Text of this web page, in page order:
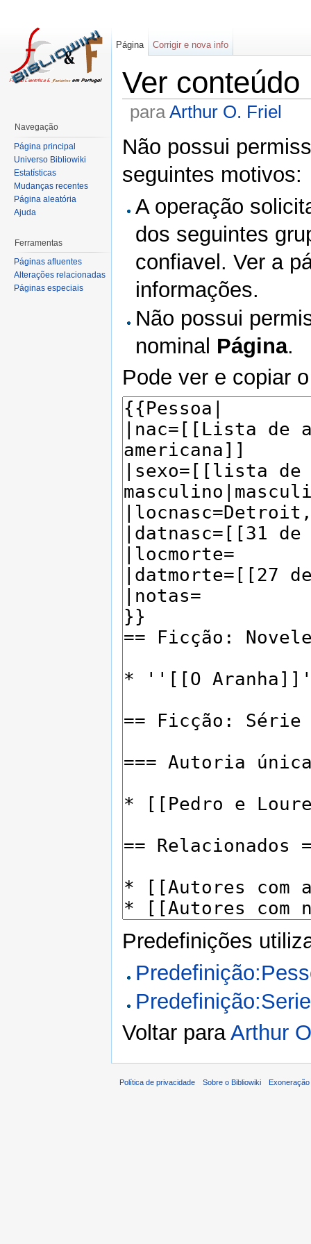
Ver conteúdo
paraArthur O. Friel
Não possui
seguintes motivos:
A operação
dos seguintes
confiavel. Ver a
informações.
Não possui
nominal Página.
Pode ver e copiar
Predefinições
Predefinição:Serie
Voltar paraArthur
Página Corrigir e nova info
Navegação
Página principal
Universo Bibliowiki
Estatísticas
Mudanças recentes
Página aleatória
Ajuda
Ferramentas
Páginas afluentes
Alterações relacionadas
Páginas especiais
Política de privacidade Sobre o Bibliowiki